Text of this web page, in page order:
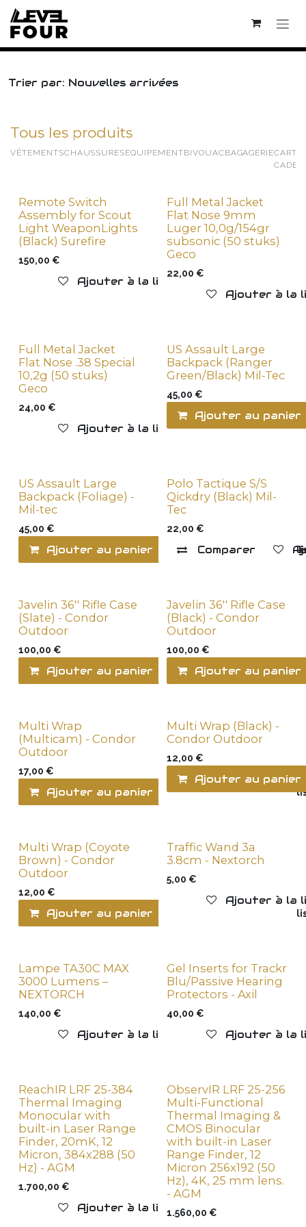
Se rendre au contenu
Trier par: Nouvelles arrivées
Tous les produits
VÊTEMENTSCHAUSSURESEQUIPEMENTBIVOUACBAGAGERIE
New !
Remote Switch
Assembly for Scout
Light WeaponLights
(Black) Surefire
150,00 €
Ajouter à la liste de souhaits
Aucune Vente en ligne
Full Metal Jacket
Flat Nose 9mm
Luger 10,0g/154gr
subsonic (50 stuks)
Geco
22,00 €
Ajouter à la
Aucune Vente en ligne
Full Metal Jacket
Flat Nose .38 Special
10,2g (50 stuks)
Geco
24,00 €
Ajouter à la liste de souhaits
New !
US Assault Large
Backpack (Ranger
Green/Black) Mil-Tec
45,00 €
Ajouter au panier
New !
US Assault Large
Backpack (Foliage) -
Mil-tec
45,00 €
Ajouter au panier Ajouter à la
New !
Polo Tactique S/S
Qickdry (Black) Mil-
Tec
22,00 €
Comparer
New !
Javelin 36'' Rifle Case
(Slate) - Condor
Outdoor
100,00 €
Ajouter au panier Ajouter à la
New !
Javelin 36'' Rifle Case
(Black) - Condor
Outdoor
100,00 €
Ajouter au panier
New !
Multi Wrap
(Multicam) - Condor
Outdoor
17,00 €
Ajouter au panier Ajouter à la
New !
Multi Wrap (Black) -
Condor Outdoor
12,00 €
Ajouter au panier
New !
Multi Wrap (Coyote
Brown) - Condor
Outdoor
12,00 €
Ajouter au panier Ajouter à la
New !
Traffic Wand 3a
3.8cm - Nextorch
5,00 €
Ajouter à la
New !
Lampe TA30C MAX
3000 Lumens –
NEXTORCH
140,00 €
Ajouter à la liste de souhaits
Gel Inserts for Trackr
Blu/Passive Hearing
Protectors - Axil
40,00 €
Ajouter à la
ReachIR LRF 25-384
Thermal Imaging
Monocular with
built-in Laser Range
Finder, 20mK, 12
Micron, 384x288 (50
Hz) - AGM
1.700,00 €
Ajouter à la liste de souhaits
ObservIR LRF 25-256
Multi-Functional
Thermal Imaging &
CMOS Binocular
with built-in Laser
Range Finder, 12
Micron 256x192 (50
Hz), 4K, 25 mm lens.
- AGM
1.560,00 €